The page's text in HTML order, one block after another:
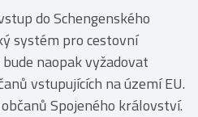
do Schengenského
systém pro cestovní
naopak vyžadovat
vstupujících na území EU.
Spojeného království.